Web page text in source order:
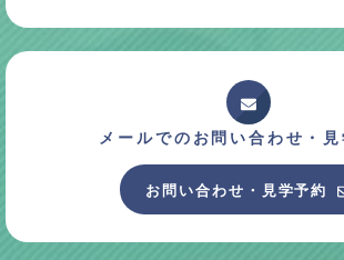
メールでのお問い合わせ・
お問い合わせ・見学予約